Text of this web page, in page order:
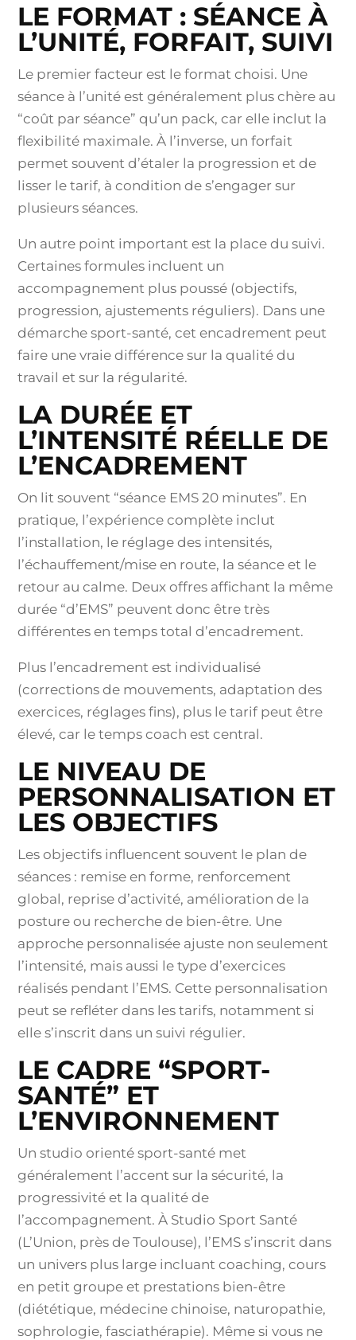
LE FORMAT : SÉANCE À
L’UNITÉ, FORFAIT, SUIVI
Le premier facteur est le format choisi. Une
séance à l’unité est généralement plus chère au
“coût par séance” qu’un pack, car elle inclut la
flexibilité maximale. À l’inverse, un forfait
permet souvent d’étaler la progression et de
lisser le tarif, à condition de s’engager sur
plusieurs séances.
Un autre point important est la place du suivi.
Certaines formules incluent un
accompagnement plus poussé (objectifs,
progression, ajustements réguliers). Dans une
démarche sport-santé, cet encadrement peut
faire une vraie différence sur la qualité du
travail et sur la régularité.
LA DURÉE ET
L’INTENSITÉ RÉELLE DE
L’ENCADREMENT
On lit souvent “séance EMS 20 minutes”. En
pratique, l’expérience complète inclut
l’installation, le réglage des intensités,
l’échauffement/mise en route, la séance et le
retour au calme. Deux offres affichant la même
durée “d’EMS” peuvent donc être très
différentes en temps total d’encadrement.
Plus l’encadrement est individualisé
(corrections de mouvements, adaptation des
exercices, réglages fins), plus le tarif peut être
élevé, car le temps coach est central.
LE NIVEAU DE
PERSONNALISATION ET
LES OBJECTIFS
Les objectifs influencent souvent le plan de
séances : remise en forme, renforcement
global, reprise d’activité, amélioration de la
posture ou recherche de bien-être. Une
approche personnalisée ajuste non seulement
l’intensité, mais aussi le type d’exercices
réalisés pendant l’EMS. Cette personnalisation
peut se refléter dans les tarifs, notamment si
elle s’inscrit dans un suivi régulier.
LE CADRE “SPORT-
SANTÉ” ET
L’ENVIRONNEMENT
Un studio orienté sport-santé met
généralement l’accent sur la sécurité, la
progressivité et la qualité de
l’accompagnement. À Studio Sport Santé
(L’Union, près de Toulouse), l’EMS s’inscrit dans
un univers plus large incluant coaching, cours
en petit groupe et prestations bien-être
(diététique, médecine chinoise, naturopathie,
sophrologie, fasciathérapie). Même si vous ne